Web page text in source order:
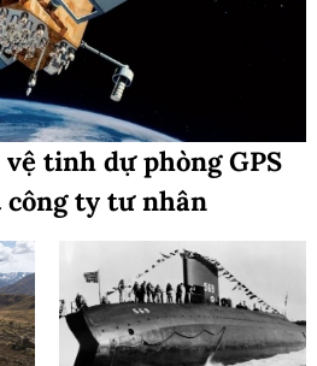
tinh dự phòng GPS
ty tư nhân